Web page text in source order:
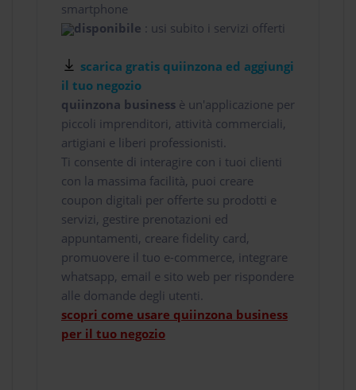
smartphone
disponibile : usi subito i servizi offerti
scarica gratis quiinzona ed aggiungi
il tuo negozio
quiinzona business è un'applicazione per
piccoli imprenditori, attività commerciali,
artigiani e liberi professionisti.
Ti consente di interagire con i tuoi clienti
con la massima facilità, puoi creare
coupon digitali per offerte su prodotti e
servizi, gestire prenotazioni ed
appuntamenti, creare fidelity card,
promuovere il tuo e-commerce, integrare
whatsapp, email e sito web per rispondere
alle domande degli utenti.
scopri come usare quiinzona business
per il tuo negozio